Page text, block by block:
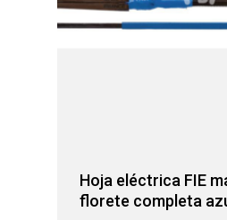
Hoja eléctrica FIE
florete completa